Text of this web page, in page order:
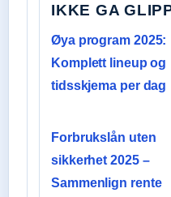
IKKE GA
Øya program 2025:
Komplett lineup og
tidsskjema per dag
Forbrukslån uten
sikkerhet 2025 –
Sammenlign rente